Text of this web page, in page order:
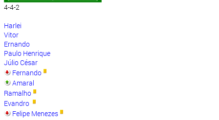
4-4-2
Harlei
Vitor
Ernando
Paulo Henrique
Júlio César
Fernando
Amaral
Ramalho
Evandro
Felipe Menezes